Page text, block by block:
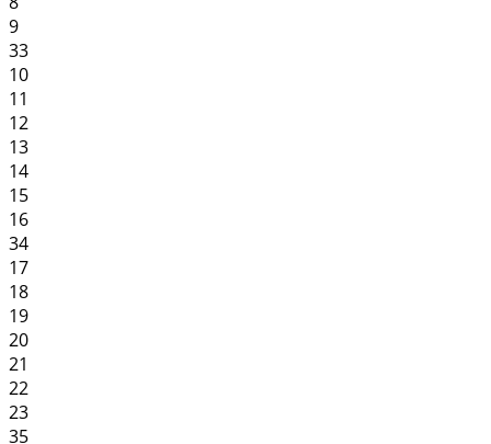
9
33
10
11
12
13
14
15
16
34
17
18
19
20
21
22
23
35